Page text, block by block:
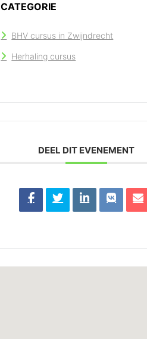
CATEGORIE
BHV cursus in Zwijndrecht
Herhaling cursus
DEEL DIT EVENEMENT